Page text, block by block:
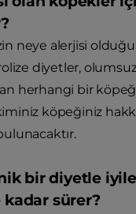
neye alerjisi
diyetler,
herhangi bir
köpeğiniz
bir diyetle
sürer?